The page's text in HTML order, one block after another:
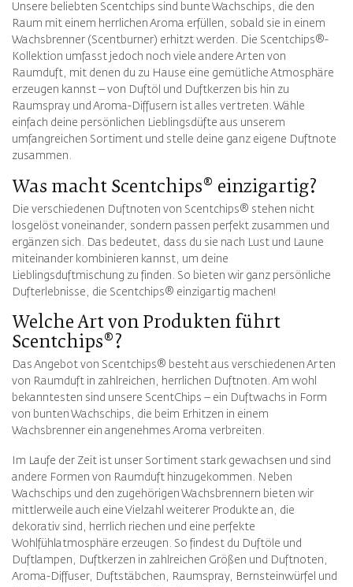
Unsere beliebten Scentchips sind bunte Wachschips, die den
Raum mit einem herrlichen Aroma erfüllen, sobald sie in einem
Wachsbrenner (Scentburner) erhitzt werden. Die Scentchips®-
Kollektion umfasst jedoch noch viele andere Arten von
Raumduft, mit denen du zu Hause eine gemütliche Atmosphäre
erzeugen kannst – von Duftöl und Duftkerzen bis hin zu
Raumspray und Aroma-Diffusern ist alles vertreten. Wähle
einfach deine persönlichen Lieblingsdüfte aus unserem
umfangreichen Sortiment und stelle deine ganz eigene Duftnote
zusammen.
Was macht Scentchips® einzigartig?
Die verschiedenen Duftnoten von Scentchips® stehen nicht
losgelöst voneinander, sondern passen perfekt zusammen und
ergänzen sich. Das bedeutet, dass du sie nach Lust und Laune
miteinander kombinieren kannst, um deine
Lieblingsduftmischung zu finden. So bieten wir ganz persönliche
Dufterlebnisse, die Scentchips® einzigartig machen!
Welche Art von Produkten führt
Scentchips®?
Das Angebot von Scentchips® besteht aus verschiedenen Arten
von Raumduft in zahlreichen, herrlichen Duftnoten. Am wohl
bekanntesten sind unsere ScentChips – ein Duftwachs in Form
von bunten Wachschips, die beim Erhitzen in einem
Wachsbrenner ein angenehmes Aroma verbreiten.
Im Laufe der Zeit ist unser Sortiment stark gewachsen und sind
andere Formen von Raumduft hinzugekommen. Neben
Wachschips und den zugehörigen Wachsbrennern bieten wir
mittlerweile auch eine Vielzahl weiterer Produkte an, die
dekorativ sind, herrlich riechen und eine perfekte
Wohlfühlatmosphäre erzeugen. So findest du Duftöle und
Duftlampen, Duftkerzen in zahlreichen Größen und Duftnoten,
Aroma-Diffuser, Duftstäbchen, Raumspray, Bernsteinwürfel und